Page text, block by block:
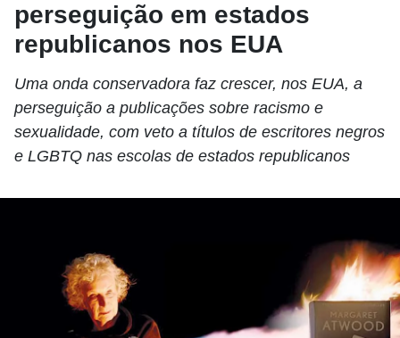
perseguição em estados
republicanos nos EUA
Uma onda conservadora faz crescer, nos EUA, a
perseguição a publicações sobre racismo e
sexualidade, com veto a títulos de escritores negros
e LGBTQ nas escolas de estados republicanos